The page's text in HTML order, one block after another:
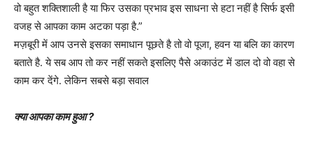
वो बहुत शक्तिशाली है या फिर उसका प्रभाव इस साधना से हटा नहीं है सिर्फ इसी
वजह से आपका काम अटका पड़ा है.”
मज़बूरी में आप उनसे इसका समाधान पूछते है तो वो पूजा, हवन या बलि का कारण
बताते है. ये सब आप तो कर नहीं सकते इसलिए पैसे अकाउंट में डाल दो वो वहा से
काम कर देंगे. लेकिन सबसे बड़ा सवाल
क्या आपका काम हुआ ?